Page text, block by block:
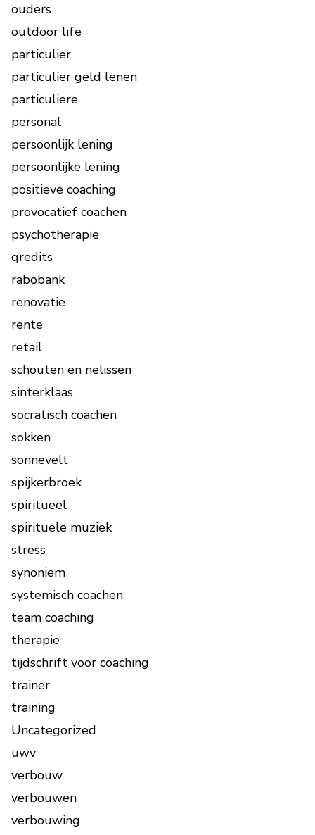
ouders
outdoor life
particulier
particulier geld lenen
particuliere
personal
persoonlijk lening
persoonlijke lening
positieve coaching
provocatief coachen
psychotherapie
qredits
rabobank
renovatie
rente
retail
schouten en nelissen
sinterklaas
socratisch coachen
sokken
sonnevelt
spijkerbroek
spiritueel
spirituele muziek
stress
synoniem
systemisch coachen
team coaching
therapie
tijdschrift voor coaching
trainer
training
Uncategorized
uwv
verbouw
verbouwen
verbouwing